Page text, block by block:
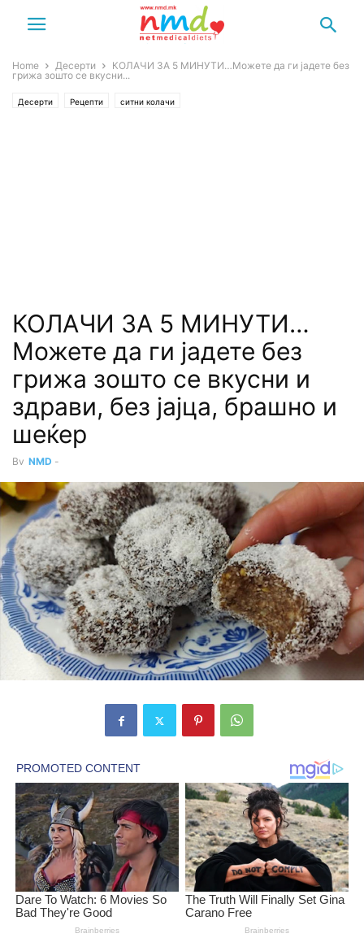
Home Десерти
КОЛАЧИ ЗА 5 МИНУТИ…Можете да ги јадете без
грижа зошто се вкусни...
Десерти Рецепти ситни колачи
КОЛАЧИ ЗА 5 МИНУТИ…
Можете да ги јадете без
грижа зошто се вкусни и
здрави, без јајца, брашно и
шеќер
By NMD -